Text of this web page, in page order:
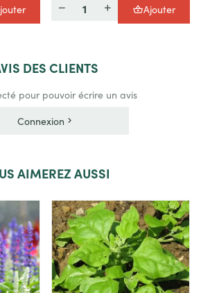
Ajouter
DES CLIENTS
pour pouvoir écrire un avis
Connexion
AIMEREZ AUSSI